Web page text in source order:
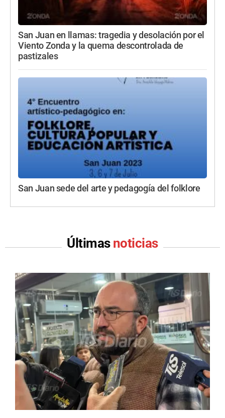
San Juan en llamas: tragedia y desolación por el
Viento Zonda y la quema descontrolada de
pastizales
San Juan sede del arte y pedagogía del folklore
Últimas noticias